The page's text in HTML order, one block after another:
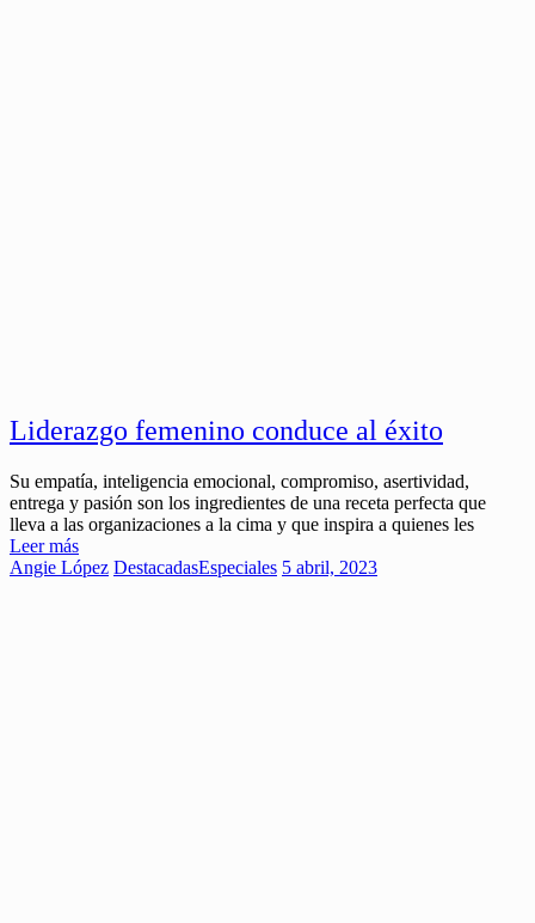
Liderazgo femenino conduce al éxito
Su empatía, inteligencia emocional, compromiso, asertividad,
entrega y pasión son los ingredientes de una receta perfecta que
lleva a las organizaciones a la cima y que inspira a quienes les
Leer más
Angie López DestacadasEspeciales 5 abril, 2023